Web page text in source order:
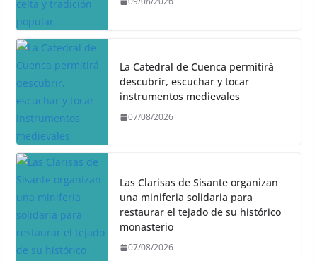
La Catedral de Cuenca permitirá
descubrir, escuchar y tocar
instrumentos medievales
07/08/2026
Las Clarisas de Sisante organizan
una miniferia solidaria para
restaurar el tejado de su histórico
monasterio
07/08/2026